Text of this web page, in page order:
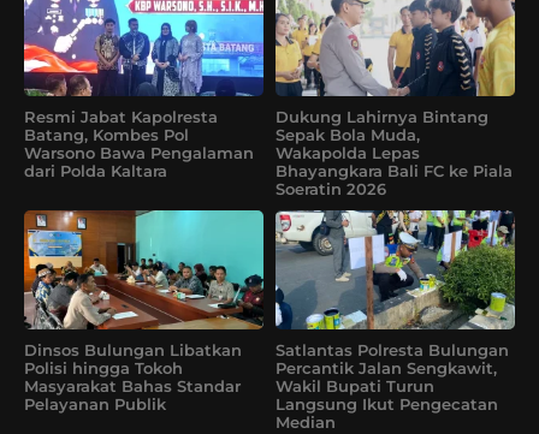
Resmi Jabat Kapolresta
Batang, Kombes Pol
Warsono Bawa Pengalaman
dari Polda Kaltara
Dukung Lahirnya Bintang
Sepak Bola Muda,
Wakapolda Lepas
Bhayangkara Bali FC ke Piala
Soeratin 2026
Dinsos Bulungan Libatkan
Polisi hingga Tokoh
Masyarakat Bahas Standar
Pelayanan Publik
Satlantas Polresta Bulungan
Percantik Jalan Sengkawit,
Wakil Bupati Turun
Langsung Ikut Pengecatan
Median